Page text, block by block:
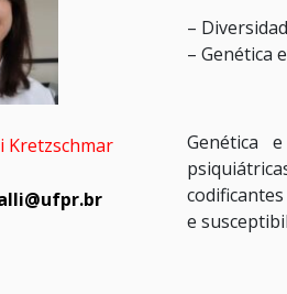
Kretzschmar
–
– Genética
Genética
e